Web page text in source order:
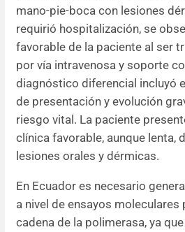
mano-pie-boca con lesiones
requirió hospitalización, se
favorable de la paciente al ser
por vía intravenosa y soporte
diagnóstico diferencial incluyó
de presentación y evolución
riesgo vital. La paciente
clínica favorable, aunque lenta,
lesiones orales y dérmicas.
En Ecuador es necesario
a nivel de ensayos moleculares
cadena de la polimerasa, ya